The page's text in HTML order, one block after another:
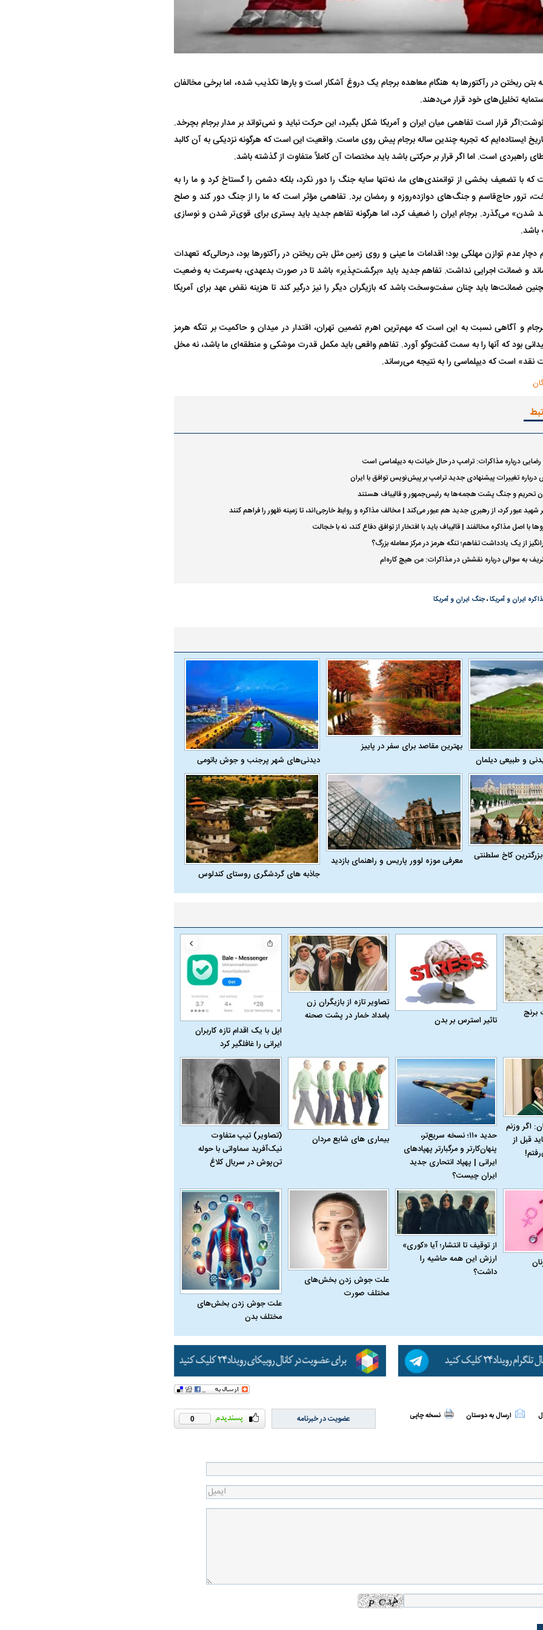
بتن ریختن در رآکتور‌ها به هنگام معاهده برجام یک دروغ آشکار است و بار‌ها تکذیب شده، اما برخی مخالفان
تخلیل‌های خود قرار می‌دهند.
قرار است تفاهمی میان ایران و آمریکا شکل بگیرد، این حرکت نباید و نمی‌تواند بر مدار برجام بچرخد.
ایستاده‌ایم که تجربه چندین ساله برجام پیش روی ماست. واقعیت این است که هرگونه نزدیکی به آن کالبد
راهبردی است. اما اگر قرار بر حرکتی باشد باید مختصات آن کاملاً متفاوت از گذشته باشد.
با تضعیف بخشی از توانمندی‌های ما، نه‌تنها سایه جنگ را دور نکرد، بلکه دشمن را گستاخ کرد و ما را به
حاج‌قاسم و جنگ‌های دوازده‌روزه و رمضان برد. تفاهمی مؤثر است که ما را از جنگ دور کند و صلح
شدن» می‌گذرد. برجام ایران را ضعیف کرد، اما هرگونه تفاهم جدید باید بستری برای قوی‌تر شدن و نوسازی
دچار عدم توازن مهلکی بود؛ اقدامات ما عینی و روی زمین مثل بتن ریختن در رآکتور‌ها بود، درحالی‌که تعهدات
و ضمانت اجرایی نداشت. تفاهم جدید باید «برگشت‌پذیر» باشد تا در صورت بدعهدی، به‌سرعت به وضعیت
ضمانت‌ها باید چنان سفت‌وسخت باشد که بازیگران دیگر را نیز درگیر کند تا هزینه نقض عهد برای آمریکا
برجام و آگاهی نسبت به این است که مهم‌ترین اهرم تضمین تهران، اقتدار در میدان و حاکمیت بر تنگه هرمز
بود که آنها را به سمت گفت‌و‌گو آورد. تفاهم واقعی باید مکمل قدرت موشکی و منطقه‌ای ما باشد، نه مخل
نقد» است که دیپلماسی را به نتیجه می‌رساند.
درباره مذاکرات: ترامپ در حال خیانت به دیپلماسی است
تغییرات پیشنهادی جدید ترامپ بر پیش‌نویس توافق با ایران
تحریم و جنگ پشت هجمه‌ها به رئیس‌جمهور و قالیباف هستند
شهید عبور کرد، از رهبری جدید هم عبور می‌کند | مخالف مذاکره و روابط خارجی‌اند، تا زمینه ظهور را فراهم کنند
با اصل مذاکره مخالفند | قالیباف باید با افتخار از توافق دفاع کند، نه با خجالت
از یک یادداشت تفاهم؛ تنگه هرمز در مرکز معامله بزرگ؟
به سوالی درباره نقشش در مذاکرات: من هیچ کاره‌ام
ایران و آمریکا،جنگ ایران و آمریکا
و طبیعی دیلمان
بهترین مقاصد برای سفر در پاییز
دیدنی‌های شهر پرجنب و جوش باتومی
کاخ سلطنتی
معرفی موزه لوور پاریس و راهنمای بازدید
جاذبه های گردشگری روستای کندلوس
برنج
تاثیر استرس بر بدن
تصاویر تازه از بازیگران زن
بامداد خمار در پشت صحنه
اپل با یک اقدام تازه کاربران
ایرانی را غافلگیر کرد
اگر وزنم
قبل از
حدید ۱۱۰؛ نسخه سریع‌تر،
پنهان‌کارتر و مرگبارتر پهپادهای
ایرانی | پهپاد انتحاری جدید
ایران چیست؟
بیماری‌ های شایع مردان
(تصاویر) تیپ متفاوت
نیک‌آفرید سماواتی با حوله
تن‌پوش در سریال کلاغ
از توقیف تا انتشار؛ آیا «کوری»
ارزش این همه حاشیه را
داشت؟
علت جوش زدن بخش‌های
مختلف صورت
علت جوش زدن بخش‌های
مختلف بدن
ارسال به دوستان نسخه چاپی 0 عضویت در خبرنامه
فضاپیمای «استارشیپ» ایلان ماسک
چیست؟
مرگبارتر پهپادهای ایرانی | پهپاد انتحاری
جدید ایران چیست؟
ناشناس که
مرگ دلخراش دختر ۱۸ ساله بر اثر برق
واژگونی مرگبار سمند در اصفهان | ۴ نفر
عکس| ماجرای کشف جسد ناشناس که
تیم جدید
اولین چالش حقوقی استقلال
ریشه‌های عزاداری ماه محرم در فرهنگ
عزاداری ماه محرم در دوران قاجار چگونه
مردی که سر خم نکرد؟ | غلامرضا تختی و
حکومت پهلوی
ببینید| انیمیشن لگویی حمله به کویت با
ببینید| نظر متفاوت سینا حجازی درباره
علت تنگی نفس و راه های درمان آن
دلیل علاقه برخی افراد به فال و طالع‌بینی